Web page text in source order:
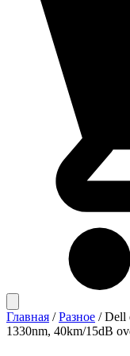
Главная / Разное / Dell
1330nm, 40km/15dB